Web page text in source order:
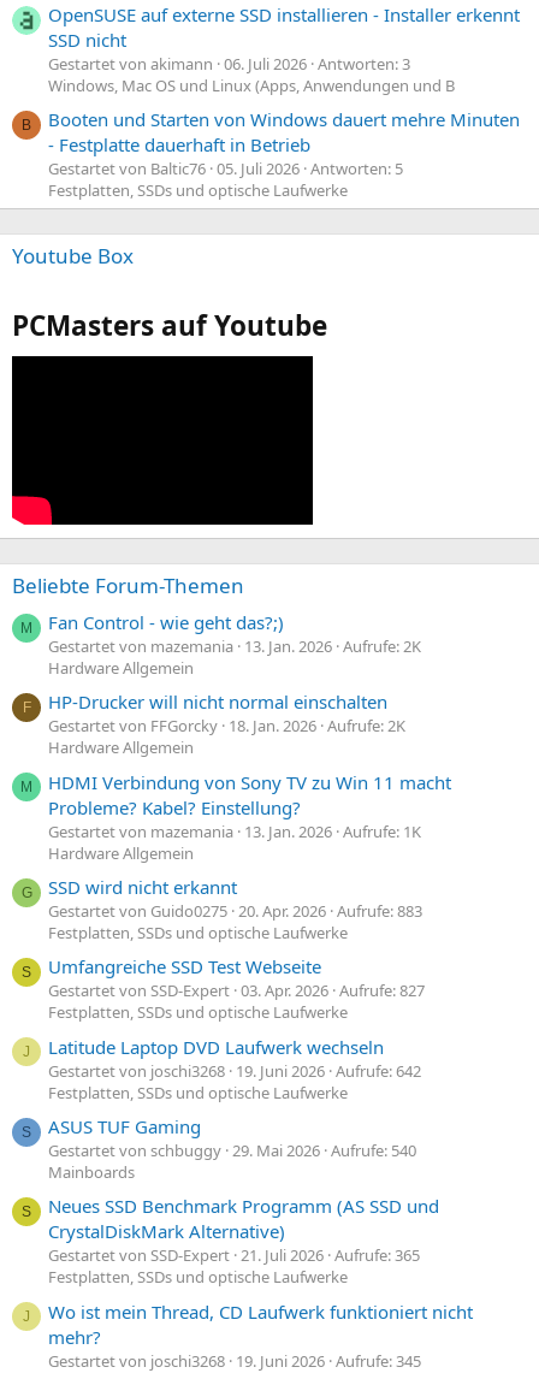
OpenSUSE auf externe SSD installieren - Installer erkennt
SSD nicht
Gestartet von akimann 06. Juli 2026 Antworten: 3
Windows, Mac OS und Linux (Apps, Anwendungen und B
B
Booten und Starten von Windows dauert mehre Minuten
- Festplatte dauerhaft in Betrieb
Gestartet von Baltic76 05. Juli 2026 Antworten: 5
Festplatten, SSDs und optische Laufwerke
Youtube Box
PCMasters auf Youtube
Beliebte Forum-Themen
M Fan Control - wie geht das?;)
Gestartet von mazemania 13. Jan. 2026 Aufrufe: 2K
Hardware Allgemein
F HP-Drucker will nicht normal einschalten
Gestartet von FFGorcky 18. Jan. 2026 Aufrufe: 2K
Hardware Allgemein
M
HDMI Verbindung von Sony TV zu Win 11 macht
Probleme? Kabel? Einstellung?
Gestartet von mazemania 13. Jan. 2026 Aufrufe: 1K
Hardware Allgemein
G SSD wird nicht erkannt
Gestartet von Guido0275 20. Apr. 2026 Aufrufe: 883
Festplatten, SSDs und optische Laufwerke
S Umfangreiche SSD Test Webseite
Gestartet von SSD-Expert 03. Apr. 2026 Aufrufe: 827
Festplatten, SSDs und optische Laufwerke
J Latitude Laptop DVD Laufwerk wechseln
Gestartet von joschi3268 19. Juni 2026 Aufrufe: 642
Festplatten, SSDs und optische Laufwerke
S ASUS TUF Gaming
Gestartet von schbuggy 29. Mai 2026 Aufrufe: 540
Mainboards
S
Neues SSD Benchmark Programm (AS SSD und
CrystalDiskMark Alternative)
Gestartet von SSD-Expert 21. Juli 2026 Aufrufe: 365
Festplatten, SSDs und optische Laufwerke
J
Wo ist mein Thread, CD Laufwerk funktioniert nicht
mehr?
Gestartet von joschi3268 19. Juni 2026 Aufrufe: 345